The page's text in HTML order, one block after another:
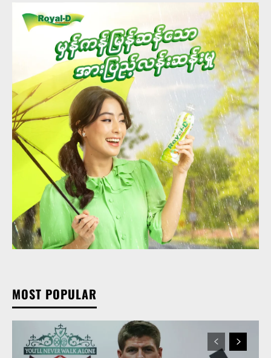
MOST POPULAR